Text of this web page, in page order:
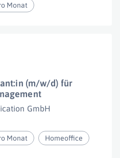
Monat
(m/w/d) für
GmbH
Monat Homeoffice